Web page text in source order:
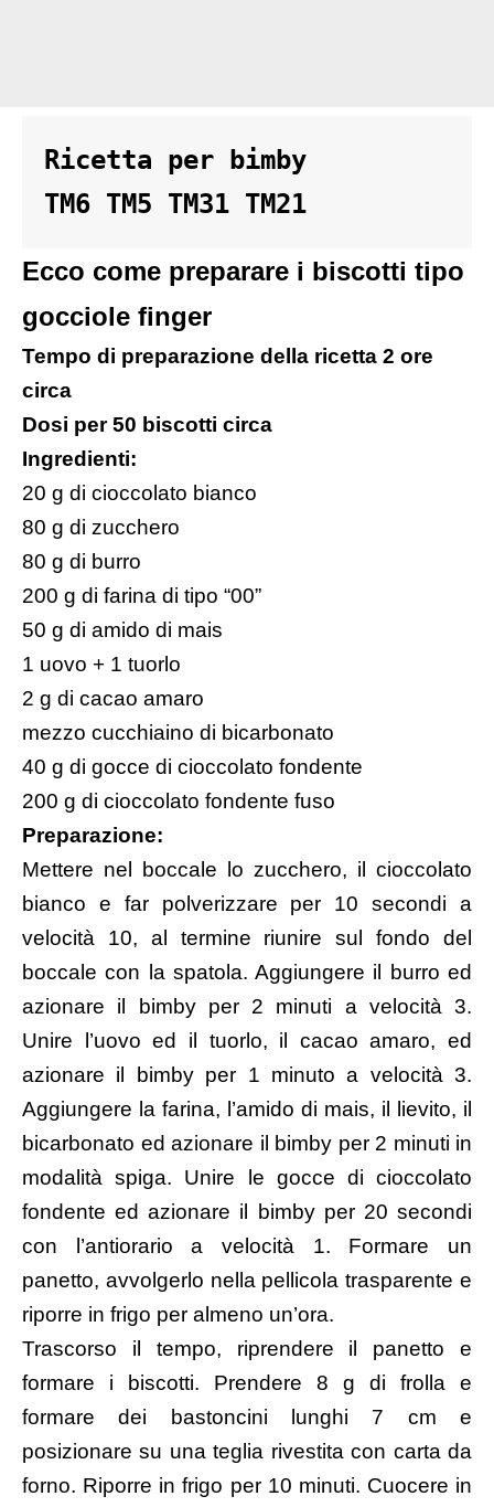
Ricetta per bimby
TM6 TM5 TM31 TM21
Ecco come preparare i biscotti tipo
gocciole finger
Tempo di preparazione della ricetta 2 ore
circa
Dosi per 50 biscotti circa
Ingredienti:
20 g di cioccolato bianco
80 g di zucchero
80 g di burro
200 g di farina di tipo “00”
50 g di amido di mais
1 uovo + 1 tuorlo
2 g di cacao amaro
mezzo cucchiaino di bicarbonato
40 g di gocce di cioccolato fondente
200 g di cioccolato fondente fuso
Preparazione:
Mettere nel boccale lo zucchero, il cioccolato
bianco e far polverizzare per 10 secondi a
velocità 10, al termine riunire sul fondo del
boccale con la spatola. Aggiungere il burro ed
azionare il bimby per 2 minuti a velocità 3.
Unire l’uovo ed il tuorlo, il cacao amaro, ed
azionare il bimby per 1 minuto a velocità 3.
Aggiungere la farina, l’amido di mais, il lievito, il
bicarbonato ed azionare il bimby per 2 minuti in
modalità spiga. Unire le gocce di cioccolato
fondente ed azionare il bimby per 20 secondi
con l’antiorario a velocità 1. Formare un
panetto, avvolgerlo nella pellicola trasparente e
riporre in frigo per almeno un’ora.
Trascorso il tempo, riprendere il panetto e
formare i biscotti. Prendere 8 g di frolla e
formare dei bastoncini lunghi 7 cm e
posizionare su una teglia rivestita con carta da
forno. Riporre in frigo per 10 minuti. Cuocere in